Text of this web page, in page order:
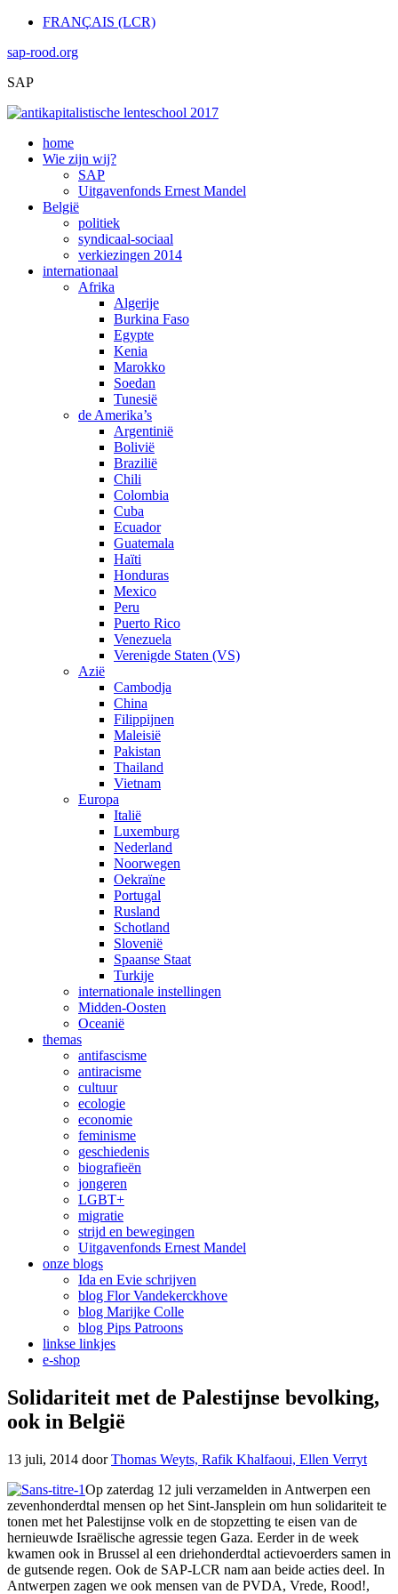
FRANÇAIS (LCR)
sap-rood.org
SAP
home
Wie zijn wij?
SAP
Uitgavenfonds Ernest Mandel
België
politiek
syndicaal-sociaal
verkiezingen 2014
internationaal
Afrika
Algerije
Burkina Faso
Egypte
Kenia
Marokko
Soedan
Tunesië
de Amerika’s
Argentinië
Bolivië
Brazilië
Chili
Colombia
Cuba
Ecuador
Guatemala
Haïti
Honduras
Mexico
Peru
Puerto Rico
Venezuela
Verenigde Staten (VS)
Azië
Cambodja
China
Filippijnen
Maleisië
Pakistan
Thailand
Vietnam
Europa
Italië
Luxemburg
Nederland
Noorwegen
Oekraïne
Portugal
Rusland
Schotland
Slovenië
Spaanse Staat
Turkije
internationale instellingen
Midden-Oosten
Oceanië
themas
antifascisme
antiracisme
cultuur
ecologie
economie
feminisme
geschiedenis
biografieën
jongeren
LGBT+
migratie
strijd en bewegingen
Uitgavenfonds Ernest Mandel
onze blogs
Ida en Evie schrijven
blog Flor Vandekerckhove
blog Marijke Colle
blog Pips Patroons
linkse linkjes
e-shop
Solidariteit met de Palestijnse bevolking,
ook in België
13 juli, 2014 doorThomas Weyts, Rafik Khalfaoui, Ellen Verryt
Op zaterdag 12 juli verzamelden in Antwerpen een
zevenhonderdtal mensen op het Sint-Jansplein om hun solidariteit te
tonen met het Palestijnse volk en de stopzetting te eisen van de
hernieuwde Israëlische agressie tegen Gaza. Eerder in de week
kwamen ook in Brussel al een driehonderdtal actievoerders samen in
de gutsende regen. Ook de SAP-LCR nam aan beide acties deel. In
Antwerpen zagen we ook mensen van de PVDA, Vrede, Rood!,